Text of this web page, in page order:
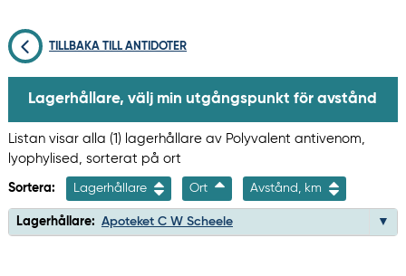
TILLBAKA TILL ANTIDOTER
Lagerhållare, välj min utgångspunkt för avstånd
Listan visar alla (1) lagerhållare av Polyvalent antivenom,
lyophylised, sorterat på ort
Sortera: Lagerhållare Ort Avstånd, km
Lagerhållare: Apoteket C W Scheele